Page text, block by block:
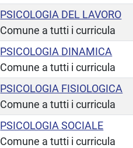
PSICOLOGIA DEL LAVORO
Comune a tutti i curricula
PSICOLOGIA DINAMICA
Comune a tutti i curricula
PSICOLOGIA FISIOLOGICA
Comune a tutti i curricula
PSICOLOGIA SOCIALE
Comune a tutti i curricula